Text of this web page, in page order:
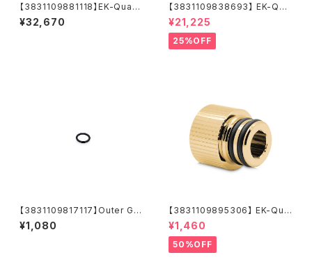
【3831109881118】EK-Quant
um Velocity³ 1700/1851/AM
5 - Plexi
¥32,670
【3831109838693】 EK-Qua
ntum Surface X240M - Bla
ck
¥21,225
25%OFF
【3831109817117】Outer G1/
4 Fitting O-Ring (6pcs)
¥1,080
【3831109895306】 EK-Qua
ntum Torque Push-In Adap
ter M 14 - Gold
¥1,460
50%OFF